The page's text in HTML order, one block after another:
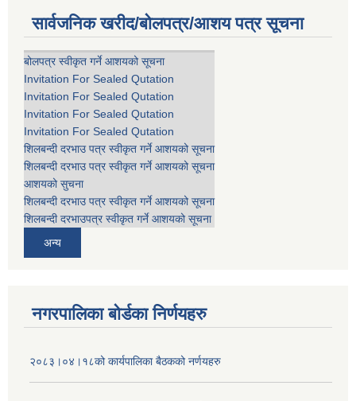
सार्वजनिक खरीद/बोलपत्र/आशय पत्र सूचना
बोलपत्र स्वीकृत गर्ने आशयको सूचना
Invitation For Sealed Qutation
Invitation For Sealed Qutation
Invitation For Sealed Qutation
Invitation For Sealed Qutation
शिलबन्दी दरभाउ पत्र स्वीकृत गर्ने आशयको सूचना
शिलबन्दी दरभाउ पत्र स्वीकृत गर्ने आशयको सूचना
आशयको सुचना
शिलबन्दी दरभाउ पत्र स्वीकृत गर्ने आशयको सूचना
शिलबन्दी दरभाउपत्र स्वीकृत गर्ने आशयको सूचना
अन्य
नगरपालिका बोर्डका निर्णयहरु
२०८३।०४।१८को कार्यपालिका बैठकको नर्णयहरु